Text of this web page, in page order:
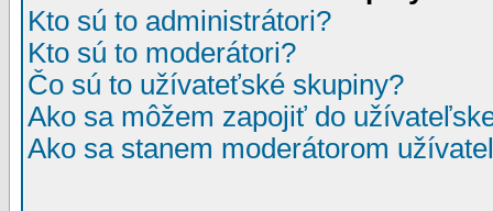
Kto sú to administrátori?
Kto sú to moderátori?
Čo sú to užívateťské skupiny?
Ako sa môžem zapojiť do
Ako sa stanem moderátorom